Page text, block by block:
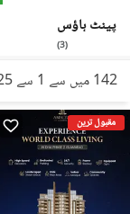
پینٹ ہاؤس
(
3
)
142 میں سے 1 سے 25 تک فلیٹس
مقبول ترین